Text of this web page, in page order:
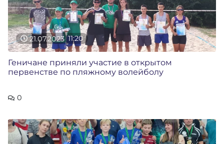
21.07.2023 11:20
Геничане приняли участие в открытом
первенстве по пляжному волейболу
0